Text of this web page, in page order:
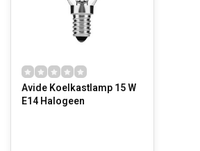
Avide Koelkastlamp 15 W
E14 Halogeen